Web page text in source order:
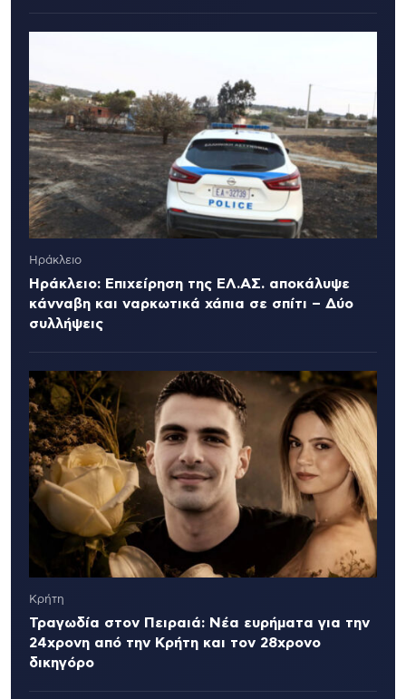
Ηράκλειο
Ηράκλειο: Επιχείρηση της ΕΛ.ΑΣ. αποκάλυψε
κάνναβη και ναρκωτικά χάπια σε σπίτι – Δύο
συλλήψεις
Κρήτη
Τραγωδία στον Πειραιά: Νέα ευρήματα για την
24χρονη από την Κρήτη και τον 28χρονο
δικηγόρο